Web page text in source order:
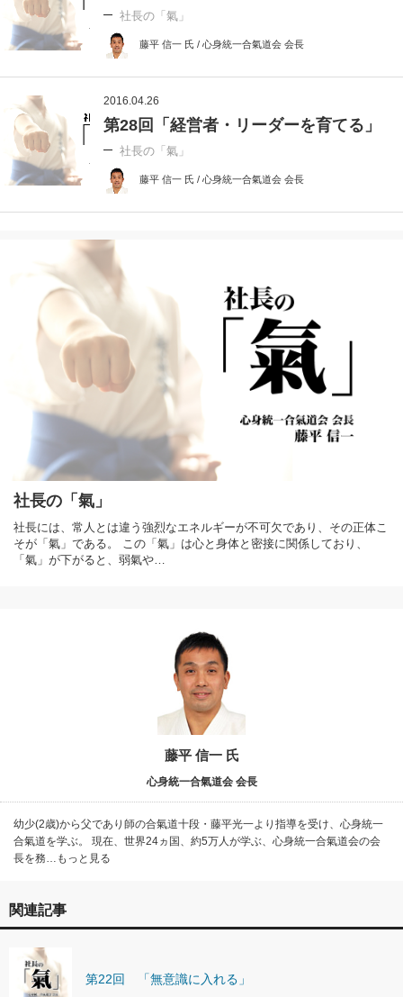
社長の「氣」
藤平 信一 氏 / 心身統一合氣道会 会長
2016.04.26
第28回「経営者・リーダーを育てる」
社長の「氣」
藤平 信一 氏 / 心身統一合氣道会 会長
社長の「氣」
社長には、常人とは違う強烈なエネルギーが不可欠であり、その正体こ
そが「氣」である。 この「氣」は心と身体と密接に関係しており、
「氣」が下がると、弱氣や…
藤平 信一 氏
心身統一合氣道会 会長
幼少(2歳)から父であり師の合氣道十段・藤平光一より指導を受け、心身統一
合氣道を学ぶ。 現在、世界24ヵ国、約5万人が学ぶ、心身統一合氣道会の会
長を務…もっと見る
関連記事
第22回 「無意識に入れる」